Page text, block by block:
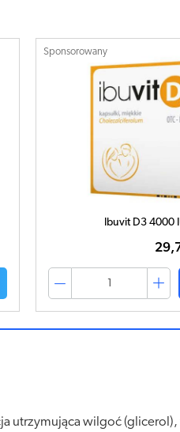
Sponsorowany
Ibuvit D3 4000
utrzymująca wilgoć